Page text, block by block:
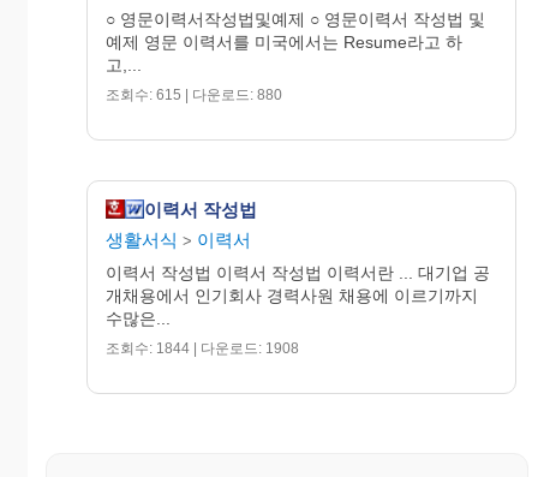
마. 결혼관계(Marrital Status): 기혼이면
"Married", 미혼이면 "Single"이라
기재한다.
바. 성별(Sex) : 남자인 경우 Male, 여자면 Female
2. PROFESSIONAL OBJECTIVE (희망직종) : Job
Objective 라고도 한다.
지원자의 직업목표 및 의식을 취업직종, 분야, 부
서 등을 소신 있게 선택하기 위해 미 리 지원 회
사의 지원 분야를 확인하는 것이 효과적이다.
그렇지 못한 경우는 자신의 의견을 적어 둔다.
3. EDUCATIONAL BACKGROUND (학력) :
○ 영문이력서작성법및예제 ○ 영문이력서 작성법 및
예제 영문 이력서를 미국에서는 Resume라고 하
고,...
조회수: 615 | 다운로드: 880
이력서 작성법
생활서식 > 이력서
이력서 작성법 이력서 작성법 이력서란 ... 대기업 공
개채용에서 인기회사 경력사원 채용에 이르기까지
수많은...
조회수: 1844 | 다운로드: 1908